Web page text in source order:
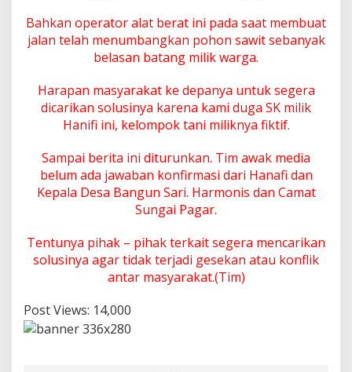
Bahkan operator alat berat ini pada saat membuat
jalan telah menumbangkan pohon sawit sebanyak
belasan batang milik warga.
Harapan masyarakat ke depanya untuk segera
dicarikan solusinya karena kami duga SK milik
Hanifi ini, kelompok tani miliknya fiktif.
Sampai berita ini diturunkan. Tim awak media
belum ada jawaban konfirmasi dari Hanafi dan
Kepala Desa Bangun Sari. Harmonis dan Camat
Sungai Pagar.
Tentunya pihak – pihak terkait segera mencarikan
solusinya agar tidak terjadi gesekan atau konflik
antar masyarakat.(Tim)
Post Views: 14,000